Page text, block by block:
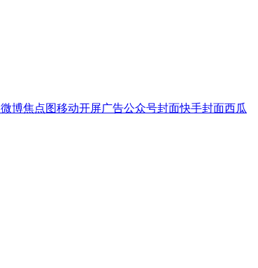
微博焦点图移动开屏广告公众号封面快手封面西瓜